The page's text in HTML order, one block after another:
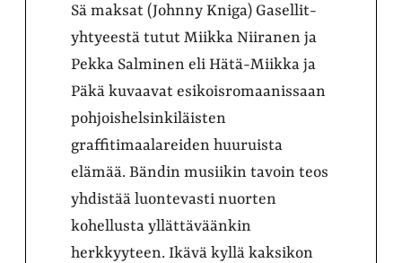
Sä maksat (Johnny Kniga) Gasellit-
yhtyeestä tutut Miikka Niiranen ja
Pekka Salminen eli Hätä-Miikka ja
Päkä kuvaavat esikoisromaanissaan
pohjoishelsinkiläisten
graffitimaalareiden huuruista
elämää. Bändin musiikin tavoin teos
yhdistää luontevasti nuorten
kohellusta yllättäväänkin
herkkyyteen. Ikävä kyllä kaksikon